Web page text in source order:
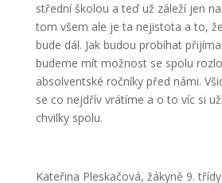
střední školou a teď už záleží jen
tom všem ale je ta nejistota a to,
bude dál. Jak budou probíhat
budeme mít možnost se spolu
absolventské ročníky před námi.
se co nejdřív vrátíme a o to víc si
chvilky spolu.
Kateřina Pleskačová, žákyně 9. třídy